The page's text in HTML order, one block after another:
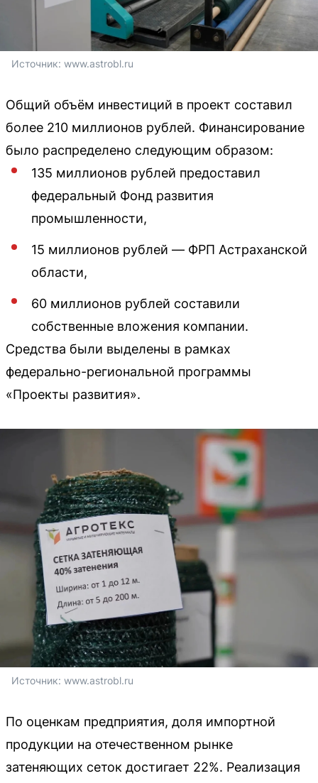
Источник: www.astrobl.ru
Общий объём инвестиций в проект составил
более 210 миллионов рублей. Финансирование
было распределено следующим образом:
135 миллионов рублей предоставил
федеральный Фонд развития
промышленности,
15 миллионов рублей — ФРП Астраханской
области,
60 миллионов рублей составили
собственные вложения компании.
Средства были выделены в рамках
федерально-региональной программы
«Проекты развития».
Источник: www.astrobl.ru
По оценкам предприятия, доля импортной
продукции на отечественном рынке
затеняющих сеток достигает 22%. Реализация